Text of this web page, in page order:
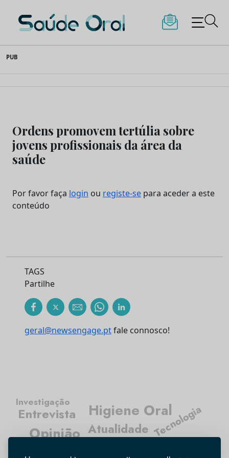
to
content
Saúde Oral
PUB
Ordens promovem tertúlia sobre
jovens profissionais da área da
saúde
Por favor faça login ou registe-se para aceder a este
conteúdo
TAGS
Partilhe
geral@newsengage.ptfale connosco!
Atualidade
Higiene Oral
Entrevista
Opinião Tecnologia
Investigação